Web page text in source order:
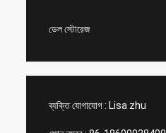
ডেল স্টোরেজ
ব্যক্তি যোগাযোগ : Lisa zhu